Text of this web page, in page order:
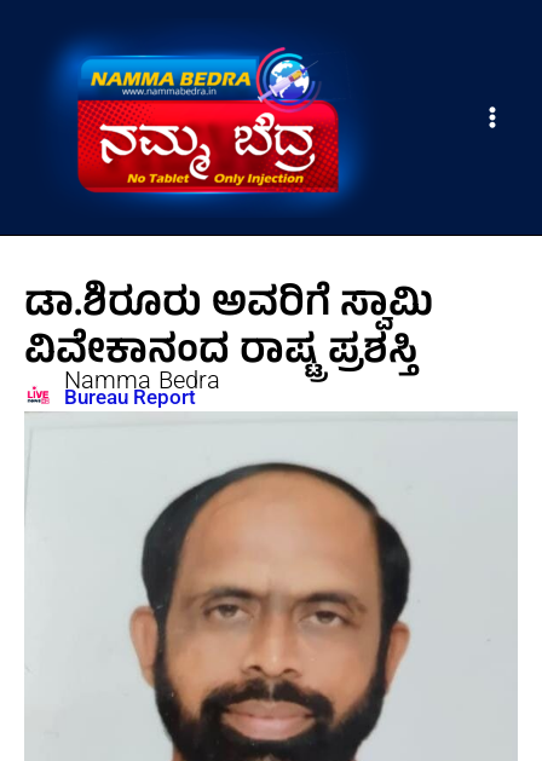
ಡಾ.ಶಿರೂರು ಅವರಿಗೆ ಸ್ವಾಮಿ
ವಿವೇಕಾನಂದ ರಾಷ್ಟ್ರ ಪ್ರಶಸ್ತಿ
Namma Bedra
Bureau Report